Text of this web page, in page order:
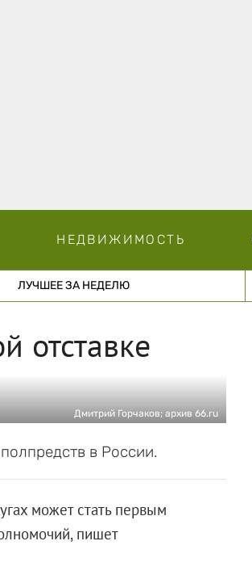
НЕДВИЖИМОСТЬ
ЛУЧШЕЕ ЗА НЕДЕЛЮ
отставке
Дмитрий Горчаков; архив 66.ru
в России.
может стать первым
пишет